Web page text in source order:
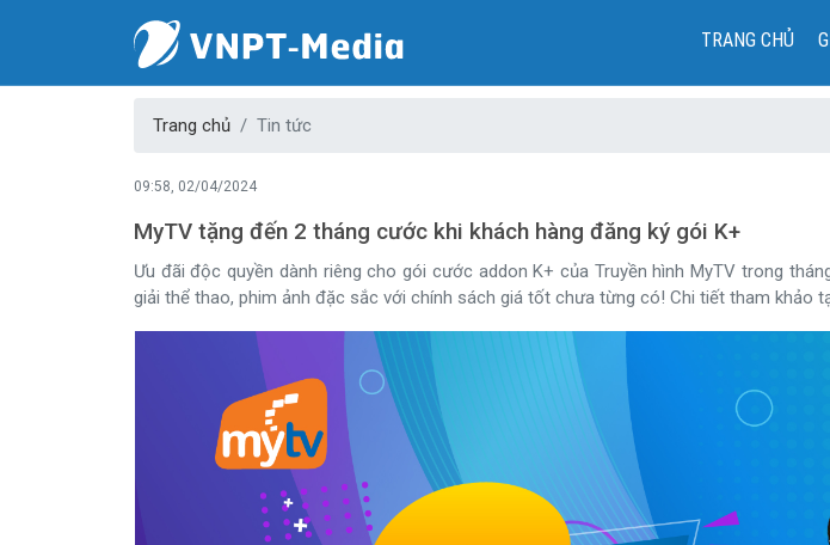
TRANG CHỦ
Trang chủ Tin tức
09:58, 02/04/2024
MyTV tặng đến 2 tháng cước khi khách hàng đăng ký gói K+
Ưu đãi độc quyền dành riêng cho gói cước addon K+ của Truyền hình MyTV trong
giải thể thao, phim ảnh đặc sắc với chính sách giá tốt chưa từng có! Chi tiết tham khảo